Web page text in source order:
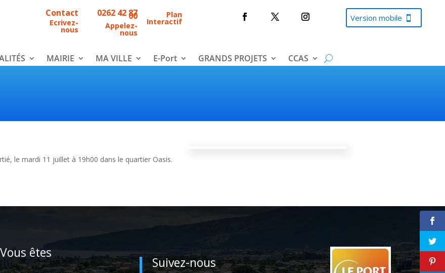
Contact
Ecrivez-
nous
0262 42 87
00
Appelez-
nous
Plan
Interactif Version mobile
MAIRIE MA VILLE E-Port GRANDS PROJETS CCAS
le mardi 11 juillet à 19h00 dans le quartier Oasis.
Vous êtes
Suivez-nous